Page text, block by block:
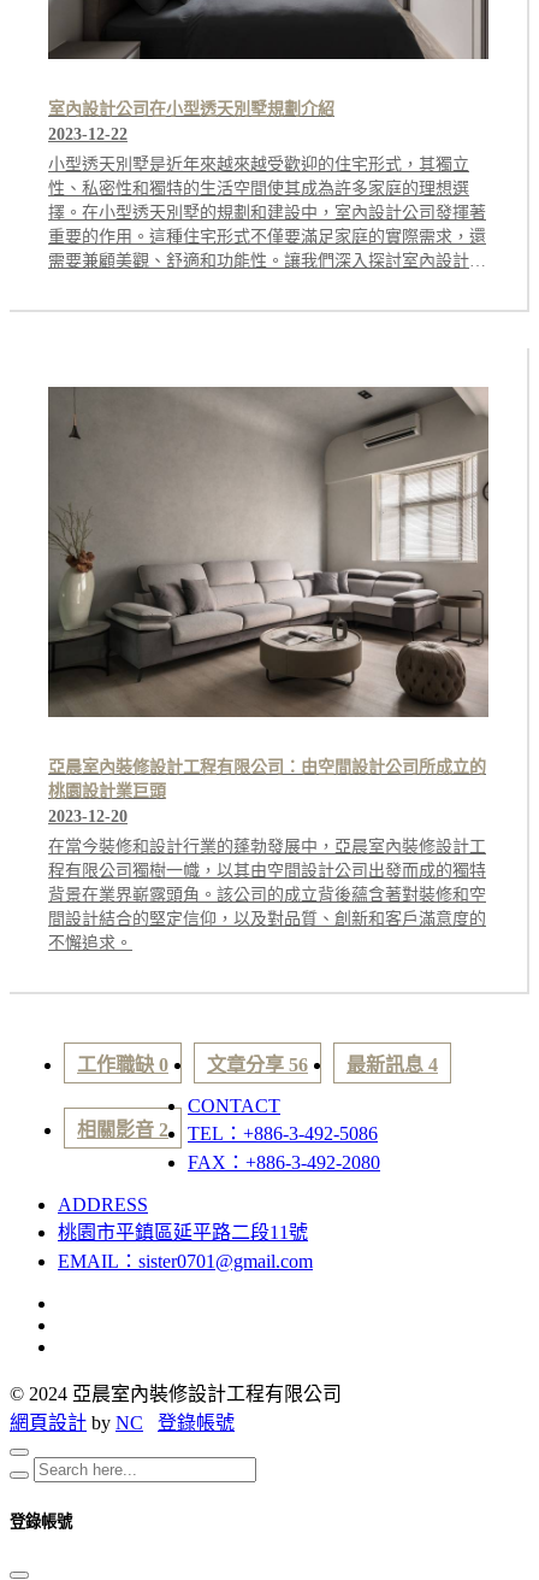
室內設計公司在小型透天別墅規劃介紹
2023-12-22
小型透天別墅是近年來越來越受歡迎的住宅形式，其獨立
性、私密性和獨特的生活空間使其成為許多家庭的理想選
擇。在小型透天別墅的規劃和建設中，室內設計公司發揮著
重要的作用。這種住宅形式不僅要滿足家庭的實際需求，還
需要兼顧美觀、舒適和功能性。讓我們深入探討室內設計公
亞晨室內裝修設計工程有限公司：由空間設計公司所成立的
桃園設計業巨頭
2023-12-20
在當今裝修和設計行業的蓬勃發展中，亞晨室內裝修設計工
程有限公司獨樹一幟，以其由空間設計公司出發而成的獨特
背景在業界嶄露頭角。該公司的成立背後蘊含著對裝修和空
間設計結合的堅定信仰，以及對品質、創新和客戶滿意度的
不懈追求。
工作職缺 0 文章分享 56 最新訊息 4
相關影音 2
CONTACT
TEL：+886-3-492-5086
FAX：+886-3-492-2080
ADDRESS
桃園市平鎮區延平路二段11號
EMAIL：sister0701@gmail.com
© 2024 亞晨室內裝修設計工程有限公司
網頁設計 by NC 登錄帳號
登錄帳號